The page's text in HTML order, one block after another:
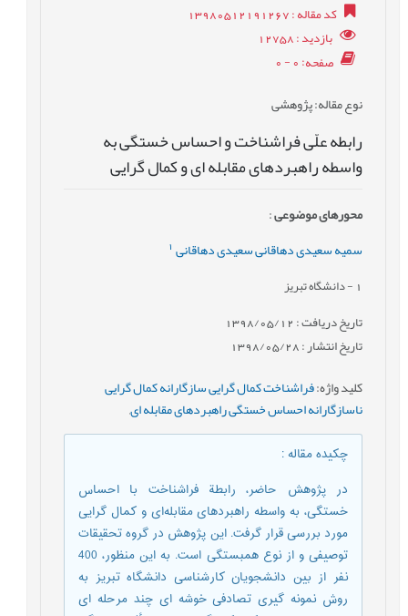
کد مقاله: 13980512191267
بازدید: 12758
صفحه: 0 - 0
نوع مقاله: پژوهشی
رابطه علّی فراشناخت و احساس خستگی به
واسطه راهبردهای مقابله ای و کمال گرایی
محورهای موضوعی:
سمیه سعیدی دهاقانی سعیدی دهاقانی
- دانشگاه تبریز
تاریخ دریافت : 1398/05/12
تاریخ انتشار : 1398/05/28
کلید واژه:فراشناخت کمال گرایی سازگارانه کمال گرایی
ناسازگارانه احساس خستگی راهبردهای مقابله ای,
چکیده مقاله:
در پژوهش حاضر، رابطة فراشناخت با احساس
خستگی، به واسطه راهبردهای مقابله‌ای و کمال گرایی
مورد بررسی قرار گرفت. این پژوهش در گروه تحقیقات
توصیفی و از نوع همبستگی است. به این منظور، 400
نفر از بین دانشجویان کارشناسی دانشگاه تبریز به
روش نمونه گیری تصادفی خوشه ای چند مرحله ای